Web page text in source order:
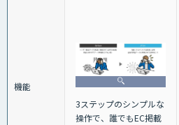
機能
3ステップのシンプルな
操作で、誰でもEC掲載